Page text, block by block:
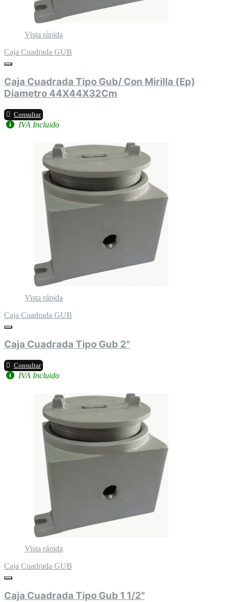
Vista rápida
Caja Cuadrada GUB
Caja Cuadrada Tipo Gub/ Con Mirilla (Ep)
Diametro 44X44X32Cm
Consultar
IVA Incluido
Vista rápida
Caja Cuadrada GUB
Caja Cuadrada Tipo Gub 2"
Consultar
IVA Incluido
Vista rápida
Caja Cuadrada GUB
Caja Cuadrada Tipo Gub 1 1/2"